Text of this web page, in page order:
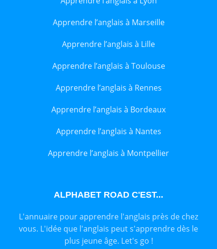
Apprendre l’anglais à Marseille
Apprendre l’anglais à Lille
Apprendre l’anglais à Toulouse
Apprendre l’anglais à Rennes
Apprendre l’anglais à Bordeaux
Apprendre l’anglais à Nantes
Apprendre l’anglais à Montpellier
ALPHABET ROAD C'EST...
L'annuaire pour apprendre l'anglais près de chez
vous. L'idée que l'anglais peut s'apprendre dès le
plus jeune âge. Let's go !